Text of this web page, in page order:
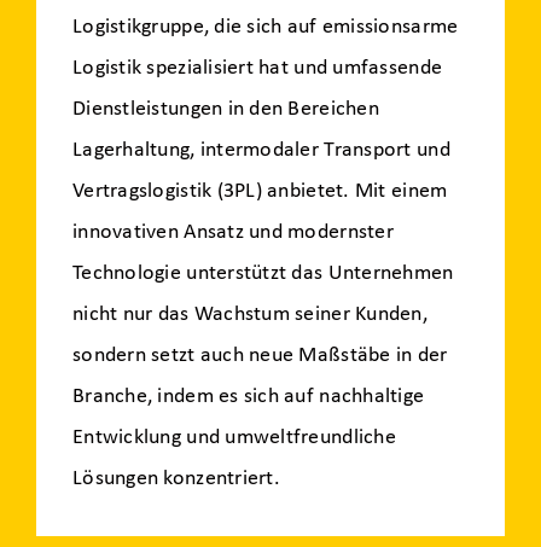
Logistikgruppe, die sich auf emissionsarme
Logistik spezialisiert hat und umfassende
Dienstleistungen in den Bereichen
Lagerhaltung, intermodaler Transport und
Vertragslogistik (3PL) anbietet. Mit einem
innovativen Ansatz und modernster
Technologie unterstützt das Unternehmen
nicht nur das Wachstum seiner Kunden,
sondern setzt auch neue Maßstäbe in der
Branche, indem es sich auf nachhaltige
Entwicklung und umweltfreundliche
Lösungen konzentriert.